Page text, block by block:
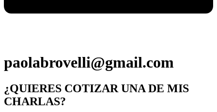
paolabrovelli@gmail.com
¿QUIERES COTIZAR UNA DE MIS
CHARLAS?